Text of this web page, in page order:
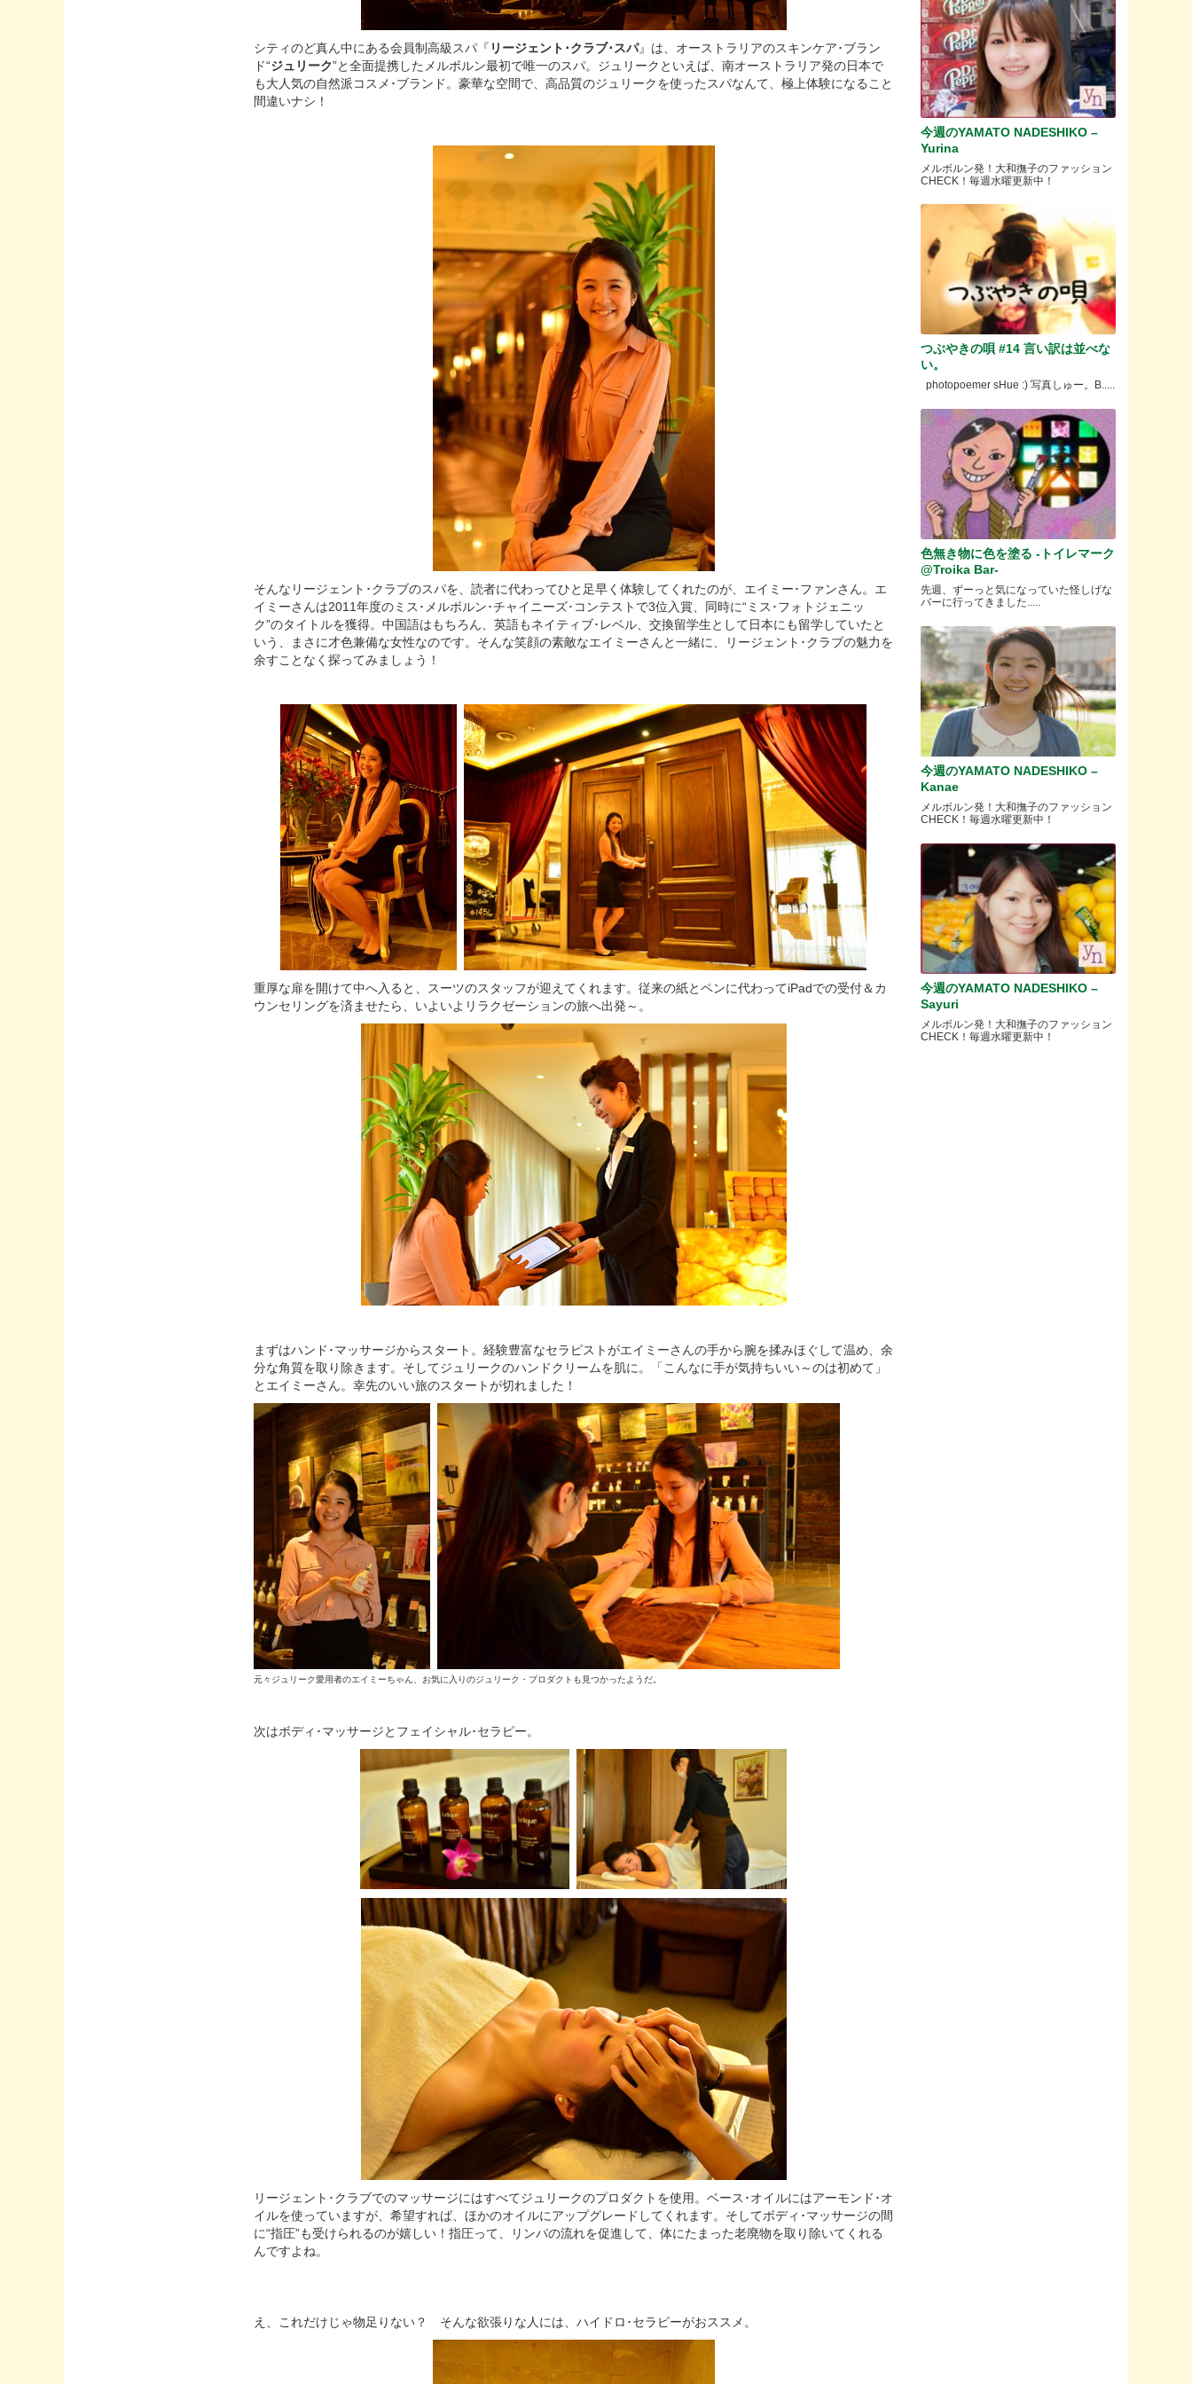
シティのど真ん中にある会員制高級スパ『 リージェント･クラブ･スパ』は、オーストラリアのスキンケア･ブラン
ド“ジュリーク”と全面提携したメルボルン最初で唯一のスパ。ジュリークといえば、南オーストラリア発の日本で
も大人気の自然派コスメ･ブランド。豪華な空間で、高品質のジュリークを使ったスパなんて、極上体験になること
間違いナシ！
そんなリージェント･クラブのスパを、読者に代わってひと足早く体験してくれたのが、エイミー･ファンさん。エ
イミーさんは2011年度のミス･メルボルン･チャイニーズ･コンテストで3位入賞、同時に“ミス･フォトジェニッ
ク”のタイトルを獲得。中国語はもちろん、英語もネイティブ･レベル、交換留学生として日本にも留学していたと
いう、まさに才色兼備な女性なのです。そんな笑顔の素敵なエイミーさんと一緒に、リージェント･クラブの魅力を
余すことなく探ってみましょう！
重厚な扉を開けて中へ入ると、スーツのスタッフが迎えてくれます。従来の紙とペンに代わってiPadでの受付＆カ
ウンセリングを済ませたら、いよいよリラクゼーションの旅へ出発～。
まずはハンド･マッサージからスタート。経験豊富なセラピストがエイミーさんの手から腕を揉みほぐして温め、余
分な角質を取り除きます。そしてジュリークのハンドクリームを肌に。「こんなに手が気持ちいい～のは初めて」
とエイミーさん。幸先のいい旅のスタートが切れました！
元々ジュリーク愛用者のエイミーちゃん、お気に入りのジュリーク・プロダクトも見つかったようだ。
次はボディ･マッサージとフェイシャル･セラピー。
リージェント･クラブでのマッサージにはすべてジュリークのプロダクトを使用。ベース･オイルにはアーモンド･オ
イルを使っていますが、希望すれば、ほかのオイルにアップグレードしてくれます。そしてボディ･マッサージの間
に“指圧”も受けられるのが嬉しい！指圧って、リンパの流れを促進して、体にたまった老廃物を取り除いてくれる
んですよね。
え、これだけじゃ物足りない？ そんな欲張りな人には、ハイドロ･セラピーがおススメ。
今週のYAMATO NADESHIKO –
Yurina
メルボルン発！大和撫子のファッション
CHECK！毎週水曜更新中！
つぶやきの唄 #14 言い訳は並べな
い。
photopoemer sHue :) 写真しゅー。B.....
色無き物に色を塗る -トイレマーク
@Troika Bar-
先週、ずーっと気になっていた怪しげな
バーに行ってきました.....
今週のYAMATO NADESHIKO –
Kanae
メルボルン発！大和撫子のファッション
CHECK！毎週水曜更新中！
今週のYAMATO NADESHIKO –
Sayuri
メルボルン発！大和撫子のファッション
CHECK！毎週水曜更新中！